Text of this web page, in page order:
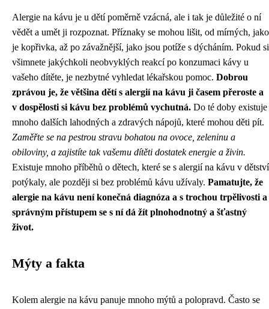
Alergie na kávu je u dětí poměrně vzácná, ale i tak je důležité o ní
vědět a umět ji rozpoznat. Příznaky se mohou lišit, od mírných, jako
je kopřivka, až po závažnější, jako jsou potíže s dýcháním. Pokud si
všimnete jakýchkoli neobvyklých reakcí po konzumaci kávy u
vašeho dítěte, je nezbytné vyhledat lékařskou pomoc. Dobrou
zprávou je, že většina dětí s alergií na kávu ji časem přeroste a
v dospělosti si kávu bez problémů vychutná. Do té doby existuje
mnoho dalších lahodných a zdravých nápojů, které mohou děti pít.
Zaměřte se na pestrou stravu bohatou na ovoce, zeleninu a
obiloviny, a zajistíte tak vašemu dítěti dostatek energie a živin.
Existuje mnoho příběhů o dětech, které se s alergií na kávu v dětství
potýkaly, ale později si bez problémů kávu užívaly. Pamatujte, že
alergie na kávu není konečná diagnóza a s trochou trpělivosti a
správným přístupem se s ní dá žít plnohodnotný a šťastný
život.
Mýty a fakta
Kolem alergie na kávu panuje mnoho mýtů a polopravd. Často se